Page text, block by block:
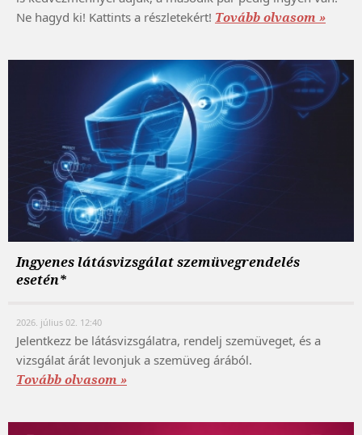
Ne hagyd ki! Kattints a részletekért! Tovább olvasom »
Ingyenes látásvizsgálat szemüvegrendelés
esetén*
2026. július 02. 12:40
Jelentkezz be látásvizsgálatra, rendelj szemüveget, és a
vizsgálat árát levonjuk a szemüveg árából.
Tovább olvasom »